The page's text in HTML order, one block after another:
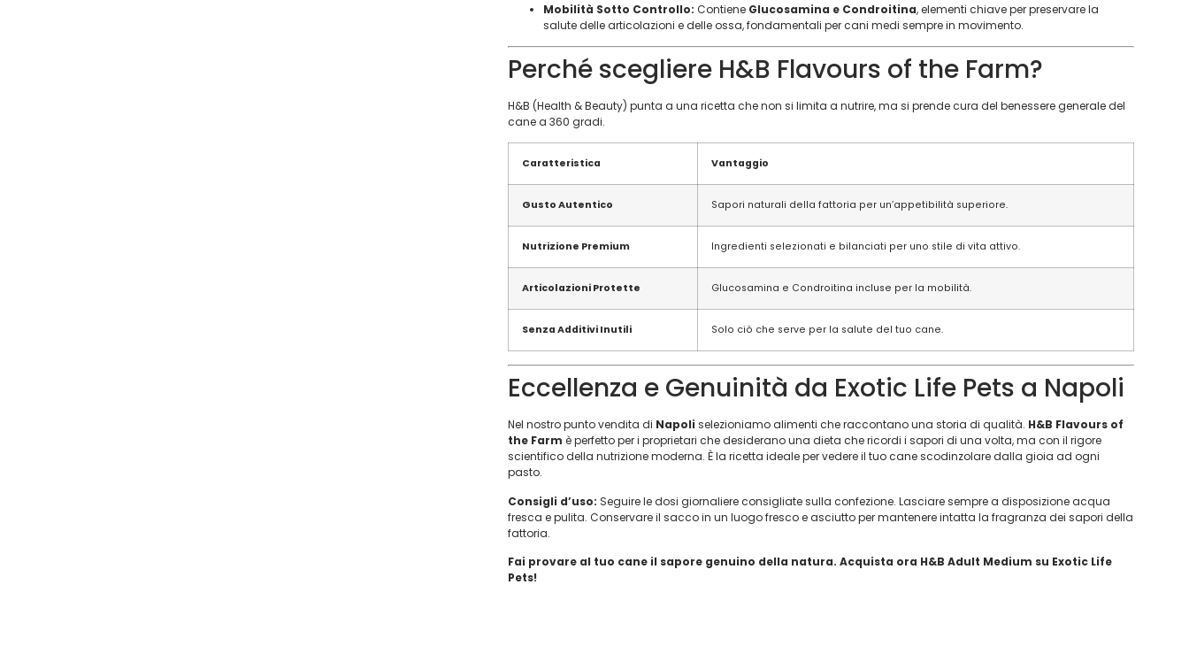
Mobilità Sotto Controllo: Contiene Glucosamina e Condroitina, elementi chiave per preservare la
salute delle articolazioni e delle ossa, fondamentali per cani medi sempre in movimento.
Perché scegliere H&B Flavours of the Farm?
H&B (Health & Beauty) punta a una ricetta che non si limita a nutrire, ma si prende cura del benessere generale del
cane a 360 gradi.
Caratteristica Vantaggio
Gusto Autentico Sapori naturali della fattoria per un’appetibilità superiore.
Nutrizione Premium Ingredienti selezionati e bilanciati per uno stile di vita attivo.
Articolazioni Protette Glucosamina e Condroitina incluse per la mobilità.
Senza Additivi Inutili Solo ciò che serve per la salute del tuo cane.
Eccellenza e Genuinità da Exotic Life Pets a Napoli
Nel nostro punto vendita di Napoli selezioniamo alimenti che raccontano una storia di qualità. H&B Flavours of
the Farm è perfetto per i proprietari che desiderano una dieta che ricordi i sapori di una volta, ma con il rigore
scientifico della nutrizione moderna. È la ricetta ideale per vedere il tuo cane scodinzolare dalla gioia ad ogni
pasto.
Consigli d’uso: Seguire le dosi giornaliere consigliate sulla confezione. Lasciare sempre a disposizione acqua
fresca e pulita. Conservare il sacco in un luogo fresco e asciutto per mantenere intatta la fragranza dei sapori della
fattoria.
Fai provare al tuo cane il sapore genuino della natura. Acquista ora H&B Adult Medium su Exotic Life
Pets!